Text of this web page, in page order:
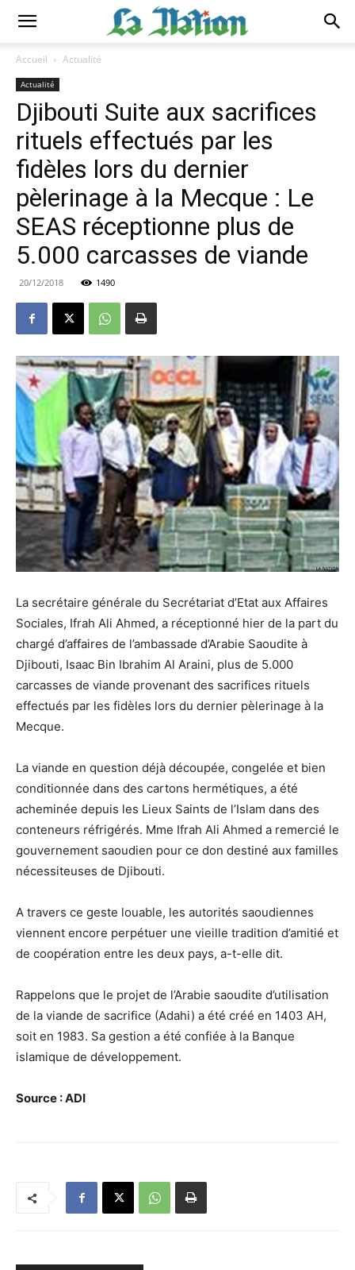
Accueil Actualité
Actualité
Djibouti Suite aux sacrifices
rituels effectués par les
fidèles lors du dernier
pèlerinage à la Mecque : Le
SEAS réceptionne plus de
5.000 carcasses de viande
20/12/2018 1490
La secrétaire générale du Secrétariat d’Etat aux Affaires
Sociales, Ifrah Ali Ahmed, a réceptionné hier de la part du
chargé d’affaires de l’ambassade d’Arabie Saoudite à
Djibouti, Isaac Bin Ibrahim Al Araini, plus de 5.000
carcasses de viande provenant des sacrifices rituels
effectués par les fidèles lors du dernier pèlerinage à la
Mecque.
La viande en question déjà découpée, congelée et bien
conditionnée dans des cartons hermétiques, a été
acheminée depuis les Lieux Saints de l’Islam dans des
conteneurs réfrigérés. Mme Ifrah Ali Ahmed a remercié le
gouvernement saoudien pour ce don destiné aux familles
nécessiteuses de Djibouti.
A travers ce geste louable, les autorités saoudiennes
viennent encore perpétuer une vieille tradition d’amitié et
de coopération entre les deux pays, a-t-elle dit.
Rappelons que le projet de l’Arabie saoudite d’utilisation
de la viande de sacrifice (Adahi) a été créé en 1403 AH,
soit en 1983. Sa gestion a été confiée à la Banque
islamique de développement.
Source : ADI